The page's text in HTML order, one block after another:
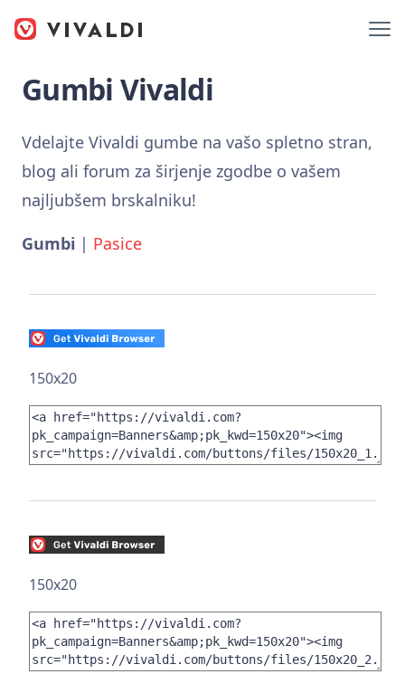
Gumbi Vivaldi
Vdelajte Vivaldi gumbe na vašo spletno stran,
blog ali forum za širjenje zgodbe o vašem
najljubšem brskalniku!
Gumbi | Pasice
150x20
150x20